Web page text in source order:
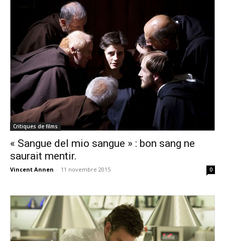
Critiques de films
« Sangue del mio sangue » : bon sang ne
saurait mentir.
Vincent Annen - 11 novembre 2015 0